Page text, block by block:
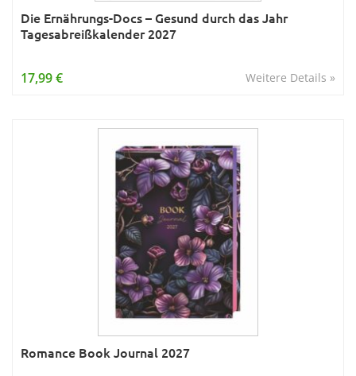
Die Ernährungs-Docs – Gesund durch das Jahr
Tagesabreißkalender 2027
Weitere Details »
17,99 €
Romance Book Journal 2027